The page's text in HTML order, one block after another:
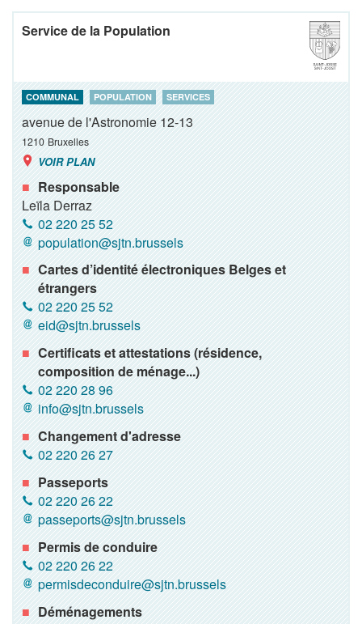
Service de la Population
COMMUNAL POPULATION SERVICES
avenue de l'Astronomie 12-13
1210 Bruxelles
VOIR PLAN
Responsable
Leïla Derraz
02 220 25 52
population@sjtn.brussels
Cartes d’identité électroniques Belges et
étrangers
02 220 25 52
eid@sjtn.brussels
Certificats et attestations (résidence,
composition de ménage...)
02 220 28 96
info@sjtn.brussels
Changement d'adresse
02 220 26 27
Passeports
02 220 26 22
passeports@sjtn.brussels
Permis de conduire
02 220 26 22
permisdeconduire@sjtn.brussels
Déménagements